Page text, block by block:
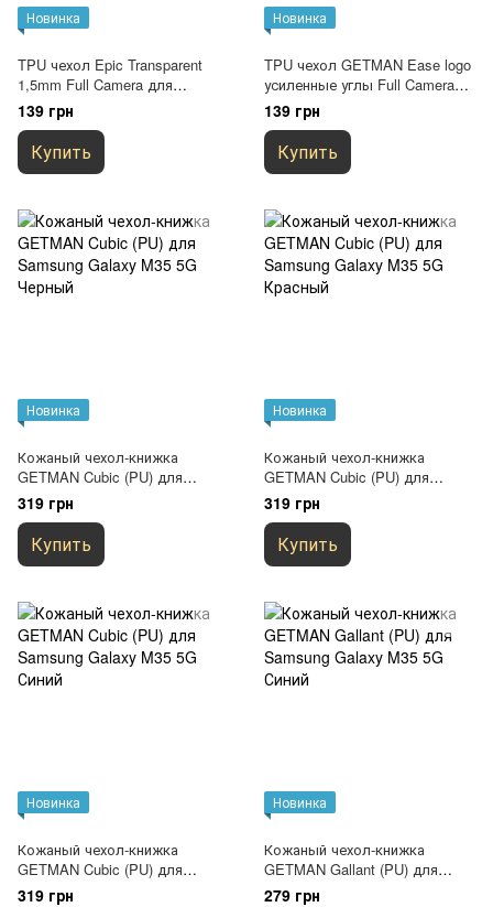
Новинка
TPU чехол Epic Transparent
1,5mm Full Camera для
Samsung Galaxy M35 5G
Бесцветный (прозрачный)
139 грн
Купить
Новинка
TPU чехол GETMAN Ease logo
усиленные углы Full Camera
для Samsung Galaxy M35 5G
Бесцветный (прозрачный)
139 грн
Купить
Новинка
Кожаный чехол-книжка
GETMAN Cubic (PU) для
Samsung Galaxy M35 5G
Черный
319 грн
Купить
Новинка
Кожаный чехол-книжка
GETMAN Cubic (PU) для
Samsung Galaxy M35 5G
Красный
319 грн
Купить
Новинка
Кожаный чехол-книжка
GETMAN Cubic (PU) для
Samsung Galaxy M35 5G Синий
319 грн
Новинка
Кожаный чехол-книжка
GETMAN Gallant (PU) для
Samsung Galaxy M35 5G Синий
279 грн